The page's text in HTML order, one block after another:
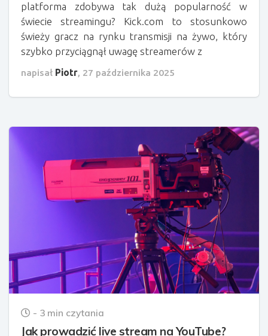
platforma zdobywa tak dużą popularność w
świecie streamingu? Kick.com to stosunkowo
świeży gracz na rynku transmisji na żywo, który
szybko przyciągnął uwagę streamerów z
napisał Piotr, 27 października 2025
- 3 min czytania
Jak prowadzić live stream na YouTube?